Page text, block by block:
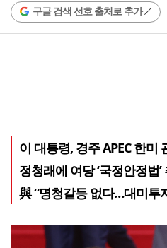
구글 검색 선호 출처로 추가
이 대통령, 경주 APEC 한미
정청래에 여당 ‘국정안정법’
與 “명청갈등 없다…대미투